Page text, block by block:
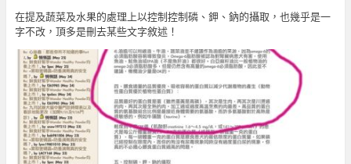
在提及蔬菜及水果的處理上以控制控制磷、鉀、鈉的攝取，也幾乎是一
字不改，頂多是刪去某些文字敘述！